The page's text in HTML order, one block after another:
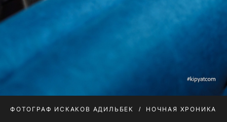
ФОТОГРАФ ИСКАКОВ АДИЛЬБЕК НОЧНАЯ ХРОНИКА